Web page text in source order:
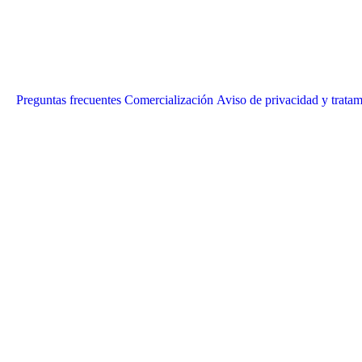
Preguntas frecuentes Comercialización Aviso de privacidad y